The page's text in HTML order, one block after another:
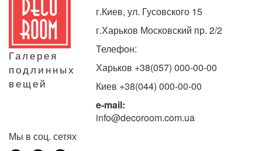
Галерея
подлинных
вещей
г.Киев, ул. Гусовского 15
г.Харьков Московский пр. 2/2
Телефон:
Харьков +38(057) 000-00-00
Киев +38(044) 000-00-00
e-mail:
info@decoroom.com.ua
Мы в соц. сетях